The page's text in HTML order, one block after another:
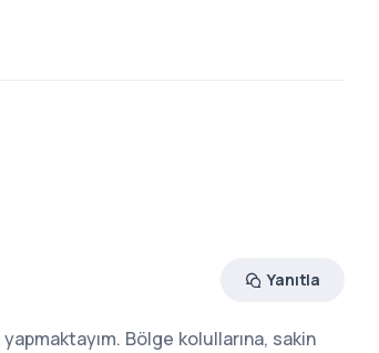
Yanıtla
Bölge kolullarına, sakin